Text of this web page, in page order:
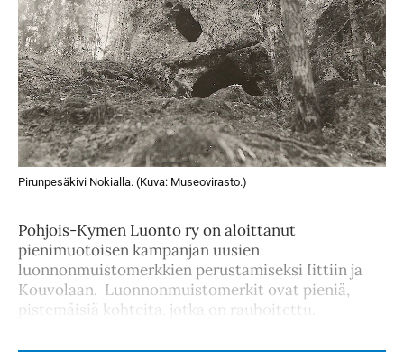
Pirunpesäkivi Nokialla. (Kuva: Museovirasto.)
Pohjois-Kymen Luonto ry on aloittanut
pienimuotoisen kampanjan uusien
luonnonmuistomerkkien perustamiseksi Iittiin ja
Kouvolaan. Luonnonmuistomerkit ovat pieniä,
pistemäisiä kohteita, jotka on rauhoitettu.